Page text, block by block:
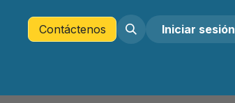
Contáctenos Iniciar sesión